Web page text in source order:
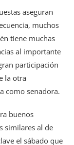
aseguran
muchos
tiene muchas
al importante
participación
la otra
como senadora.
buenos
similares al de
el sábado que